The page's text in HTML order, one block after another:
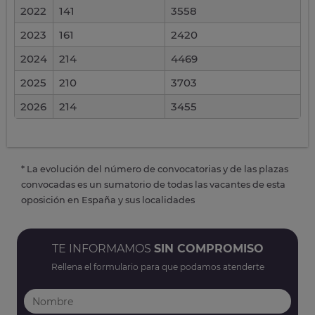
2022 141
3558
2023
161
2420
2024
214
4469
2025
210
3703
2026
214 3455
* La evolución del número de convocatorias y de las plazas
convocadas es un sumatorio de todas las vacantes de esta
oposición en España y sus localidades
TE INFORMAMOS SIN COMPROMISO
Rellena el formulario para que podamos atenderte